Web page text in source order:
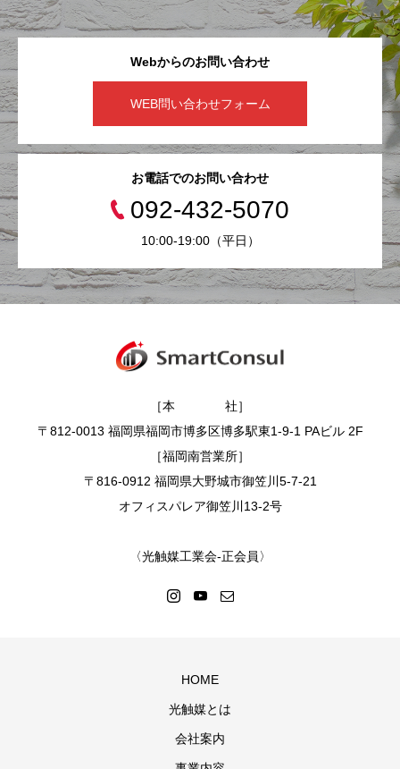
Webからのお問い合わせ
WEB問い合わせフォーム
お電話でのお問い合わせ
092-432-5070
10:00-19:00（平日）
［本 社］
〒812-0013 福岡県福岡市博多区博多駅東1-9-1 PAビル 2F
［福岡南営業所］
〒816-0912 福岡県大野城市御笠川5-7-21
オフィスパレア御笠川13-2号
〈光触媒工業会-正会員〉
HOME
光触媒とは
会社案内